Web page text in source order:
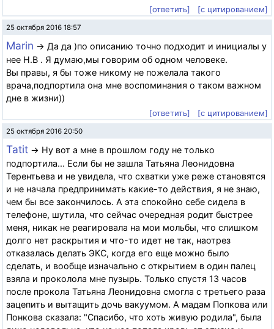
[ответить] [с цитированием]
25 октября 2016 18:57
Marin → Да да )по описанию точно подходит и инициалы у
нее Н.В . Я думаю,мы говорим об одном человеке.
Вы правы, я бы тоже никому не пожелала такого
врача,подпортила она мне воспоминания о таком важном
дне в жизни))
[ответить] [с цитированием]
25 октября 2016 20:50
Tatit → Ну вот а мне в прошлом году не только
подпортила... Если бы не зашла Татьяна Леонидовна
Терентьева и не увидела, что схватки уже реже становятся
и не начала предпринимать какие-то действия, я не знаю,
чем бы все закончилось. А эта спокойно себе сидела в
телефоне, шутила, что сейчас очередная родит быстрее
меня, никак не реагировала на мои мольбы, что слишком
долго нет раскрытия и что-то идет не так, наотрез
отказалась делать ЭКС, когда его еще можно было
сделать, и вообще изначально с открытием в один палец
взяла и проколола мне пузырь. Только спустя 13 часов
после прокола Татьяна Леонидовна смогла с третьего раза
зацепить и вытащить дочь вакуумом. А мадам Попкова или
Понкова сказала: "Спасибо, что хоть живую родила", была